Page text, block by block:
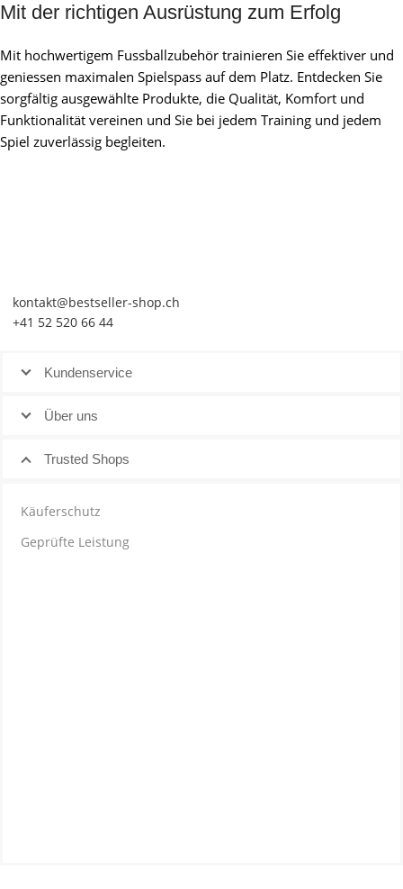
Mit der richtigen Ausrüstung zum Erfolg
Mit hochwertigem Fussballzubehör trainieren Sie effektiver und
geniessen maximalen Spielspass auf dem Platz. Entdecken Sie
sorgfältig ausgewählte Produkte, die Qualität, Komfort und
Funktionalität vereinen und Sie bei jedem Training und jedem
Spiel zuverlässig begleiten.
kontakt@bestseller-shop.ch
+41 52 520 66 44
Kundenservice
Über uns
Trusted Shops
Käuferschutz
Geprüfte Leistung